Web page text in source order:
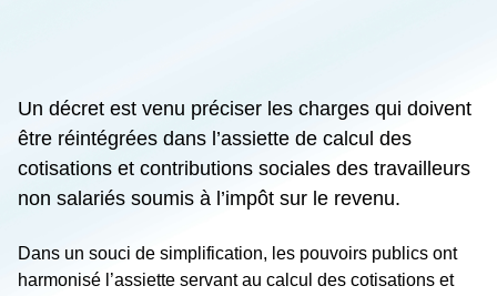
Un décret est venu préciser les charges qui doivent
être réintégrées dans l’assiette de calcul des
cotisations et contributions sociales des travailleurs
non salariés soumis à l’impôt sur le revenu.
Dans un souci de simplification, les pouvoirs publics ont
harmonisé l’assiette servant au calcul des cotisations et